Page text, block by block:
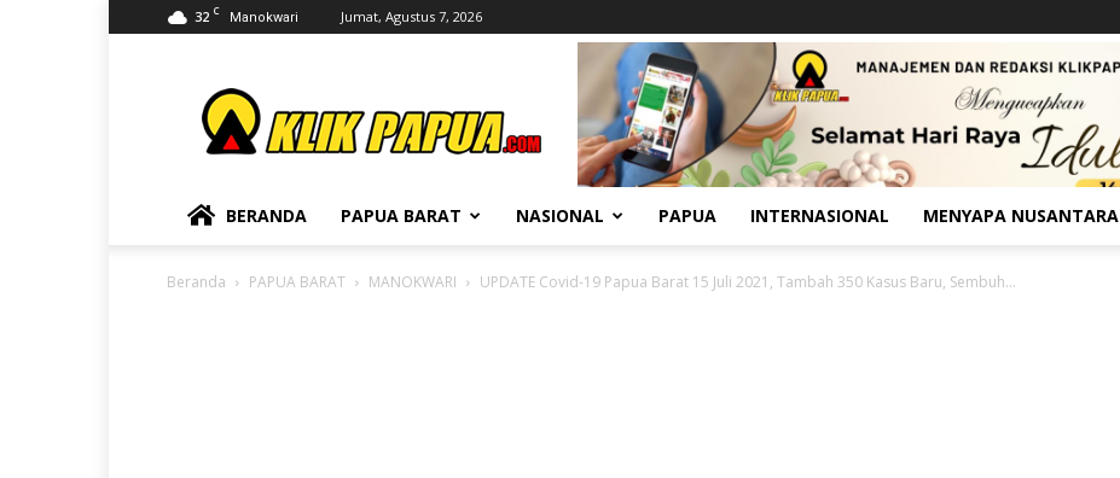
32 C Manokwari Jumat, Agustus 7, 2026
BERANDA PAPUA BARAT NASIONAL PAPUA INTERNASIONAL MENYAPA NUSANTARA
Beranda PAPUA BARAT MANOKWARI UPDATE Covid-19 Papua Barat 15 Juli 2021, Tambah 350 Kasus Baru, Sembuh...